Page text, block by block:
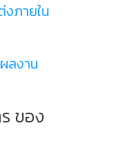
งภายใน
ลงาน
ของ